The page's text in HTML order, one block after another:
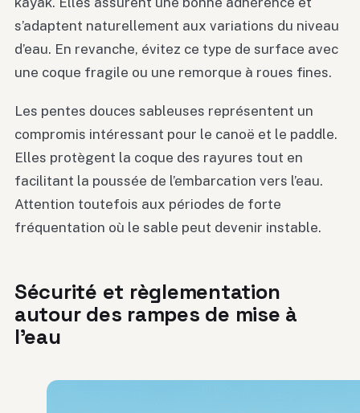
s’adaptent naturellement aux variations du niveau
d’eau. En revanche, évitez ce type de surface avec
une coque fragile ou une remorque à roues fines.
Les pentes douces sableuses représentent un
compromis intéressant pour le canoë et le paddle.
Elles protègent la coque des rayures tout en
facilitant la poussée de l’embarcation vers l’eau.
Attention toutefois aux périodes de forte
fréquentation où le sable peut devenir instable.
Sécurité et règlementation
autour des rampes de mise à
l’eau